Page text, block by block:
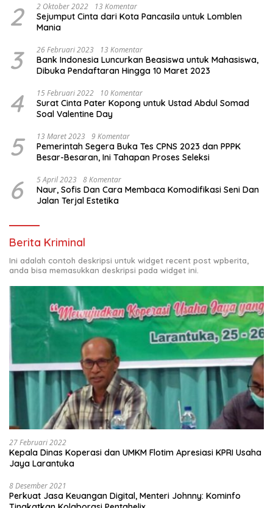
2 2 Oktober 2022 13 Komentar
Sejumput Cinta dari Kota Pancasila untuk Lomblen
Mania
3 26 Februari 2023 13 Komentar
Bank Indonesia Luncurkan Beasiswa untuk Mahasiswa,
Dibuka Pendaftaran Hingga 10 Maret 2023
4 15 Februari 2022 10 Komentar
Surat Cinta Pater Kopong untuk Ustad Abdul Somad
Soal Valentine Day
5 13 Maret 2023 9 Komentar
Pemerintah Segera Buka Tes CPNS 2023 dan PPPK
Besar-Besaran, Ini Tahapan Proses Seleksi
6 5 April 2023 8 Komentar
Naur, Sofis Dan Cara Membaca Komodifikasi Seni Dan
Jalan Terjal Estetika
Berita Kriminal
Ini adalah contoh deskripsi untuk widget recent post wpberita,
anda bisa memasukkan deskripsi pada widget ini.
27 Februari 2022
Kepala Dinas Koperasi dan UMKM Flotim Apresiasi KPRI Usaha
Jaya Larantuka
8 Desember 2021
Perkuat Jasa Keuangan Digital, Menteri Johnny: Kominfo